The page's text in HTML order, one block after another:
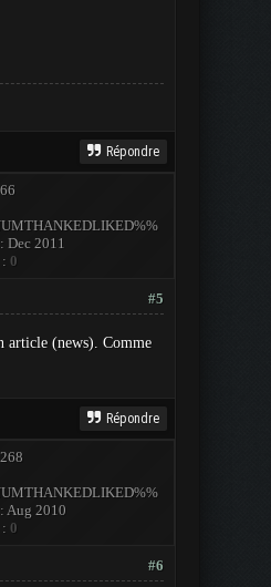
Répondre
Dec 2011
0
#5
article (news). Comme
Répondre
Aug 2010
0
#6